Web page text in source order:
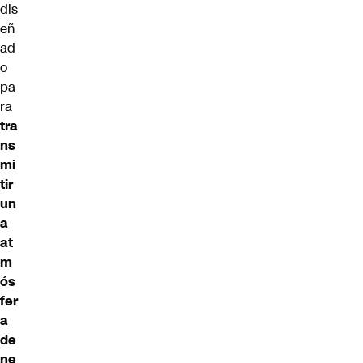
dis
eñ
ad
o
pa
ra
tra
ns
mi
tir
un
a
at
m
ós
fer
a
de
ne